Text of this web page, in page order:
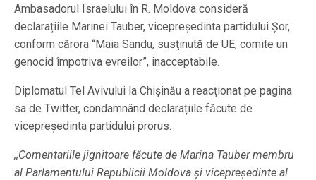
Ambasadorul Israelului în R. Moldova consideră
declarațiile Marinei Tauber, vicepreședinta partidului Șor,
conform cărora “Maia Sandu, susţinută de UE, comite un
genocid împotriva evreilor”, inacceptabile.
Diplomatul Tel Avivului la Chișinău a reacționat pe pagina
sa de Twitter, condamnând declarațiile făcute de
vicepreședinta partidului prorus.
,,Comentariile jignitoare făcute de Marina Tauber membru
al Parlamentului Republicii Moldova și vicepreședinte al